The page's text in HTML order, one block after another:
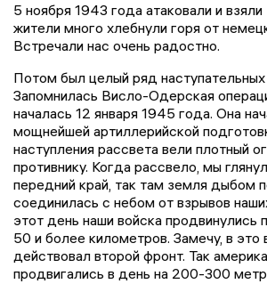
5 ноября 1943 года атаковали и
жители много хлебнули горя от
Встречали нас очень радостно.
Потом был целый ряд наступательных
Запомнилась Висло-Одерская
началась 12 января 1945 года. Она
мощнейшей артиллерийской
наступления рассвета вели плотный
противнику. Когда рассвело, мы
передний край, так там земля дыбом
соединилась с небом от взрывов
этот день наши войска продвинулись
50 и более километров. Замечу, в это
действовал второй фронт. Так
продвигались в день на 200-300